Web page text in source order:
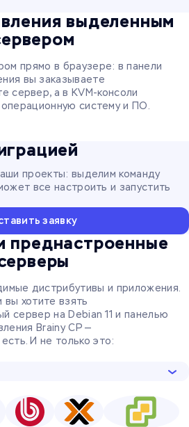
выделенным
прямо в браузере: в панели
вы заказываете
сервер, а в KVM-консоли
операционную систему и ПО.
проекты: выделим команду
все настроить и запустить
заявку
преднастроенные
дистрибутивы и приложения.
вы хотите взять
сервер на Debian 11 и панелью
Brainy CP —
И не только это: